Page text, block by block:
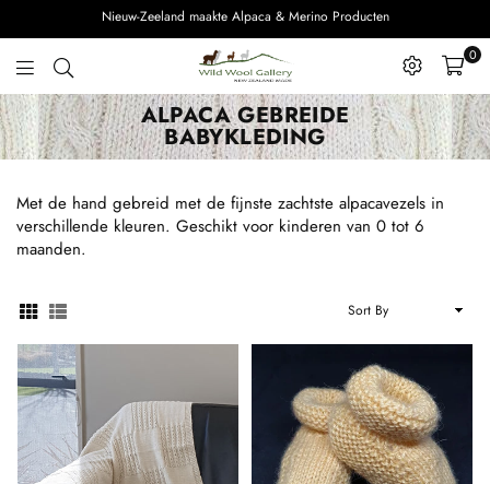
Nieuw-Zeeland maakte Alpaca & Merino Producten
Wild
Wool
Gallery
0
ALPACA GEBREIDE
BABYKLEDING
Met de hand gebreid met de fijnste zachtste alpacavezels in
verschillende kleuren. Geschikt voor kinderen van 0 tot 6
maanden.